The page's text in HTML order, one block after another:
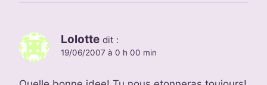
Lolotte dit :
19/06/2007 à 0 h 00 min